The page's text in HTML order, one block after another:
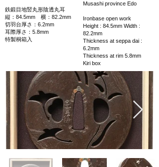
鉄鍛目地竪丸形陰透丸耳
縦：84.5mm 横：82.2mm
切羽台厚さ：6.2mm
耳際厚さ：5.8mm
特製桐箱入
Musashi province Edo
Ironbase open work
Height : 84.5mm Width :
82.2mm
Thickness at seppa dai :
6.2mm
Thickness at rim 5.8mm
Kiri box